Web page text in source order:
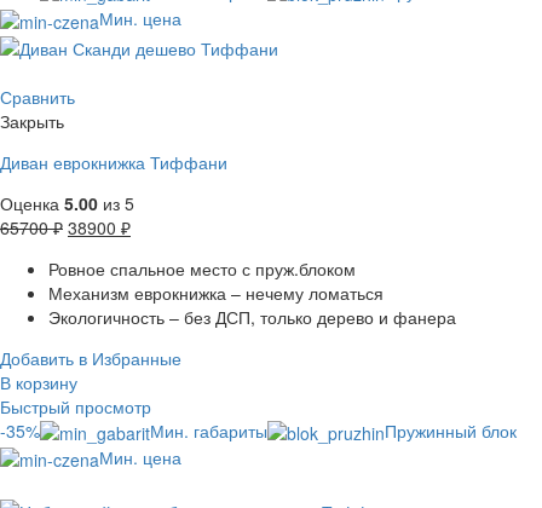
Мин. цена
Сравнить
Закрыть
Диван еврокнижка Тиффани
Оценка 5.00 из 5
65700₽ 38900 ₽
Ровное спальное место с пруж.блоком
Механизм еврокнижка – нечему ломаться
Экологичность – без ДСП, только дерево и фанера
Добавить в Избранные
В корзину
Быстрый просмотр
-35%
Мин. габариты
Пружинный блок
Мин. цена